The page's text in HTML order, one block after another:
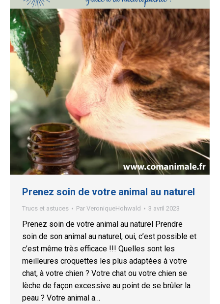
Prenez soin de votre animal au naturel
Trucs et astuces Par VeroniqueHohwald 3 avril 2023
Prenez soin de votre animal au naturel Prendre
soin de son animal au naturel, oui, c’est possible et
c’est même très efficace !!! Quelles sont les
meilleures croquettes les plus adaptées à votre
chat, à votre chien ? Votre chat ou votre chien se
lèche de façon excessive au point de se brûler la
peau ? Votre animal a…